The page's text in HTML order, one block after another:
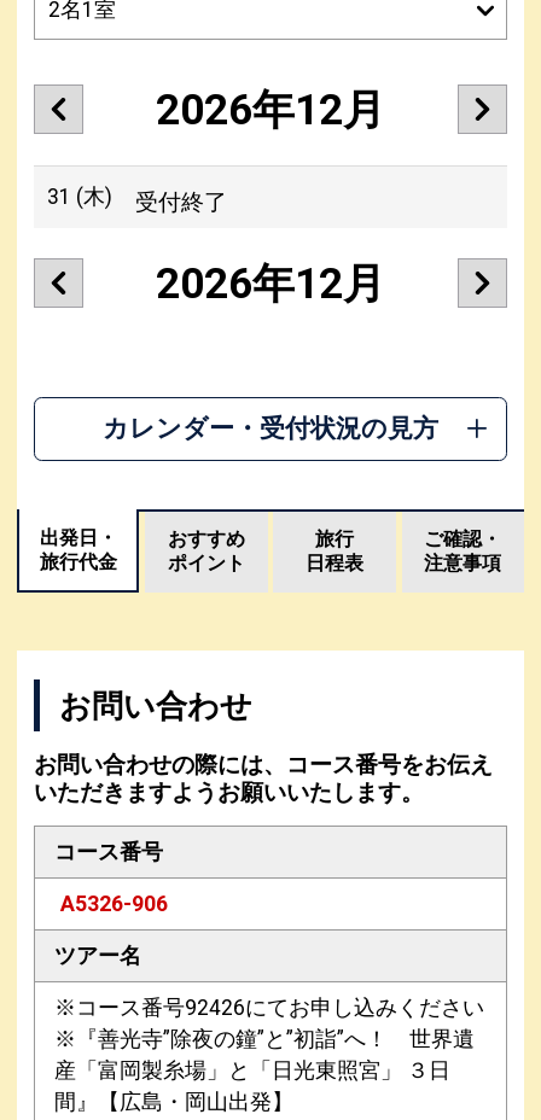
2026年12月
31 (木) 受付終了
2026年12月
カレンダー・受付状況の見方
出発日・
旅行代金
おすすめ
ポイント
旅行
日程表
ご確認・
注意事項
お問い合わせ
お問い合わせの際には、コース番号をお伝え
いただきますようお願いいたします。
コース番号
A5326-906
ツアー名
※コース番号92426にてお申し込みください
※『善光寺”除夜の鐘”と”初詣”へ！ 世界遺
産「富岡製糸場」と「日光東照宮」 ３日
間』【広島・岡山出発】